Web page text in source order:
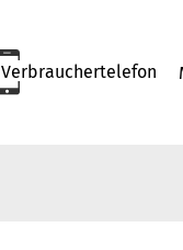
Verbrauchertelefon